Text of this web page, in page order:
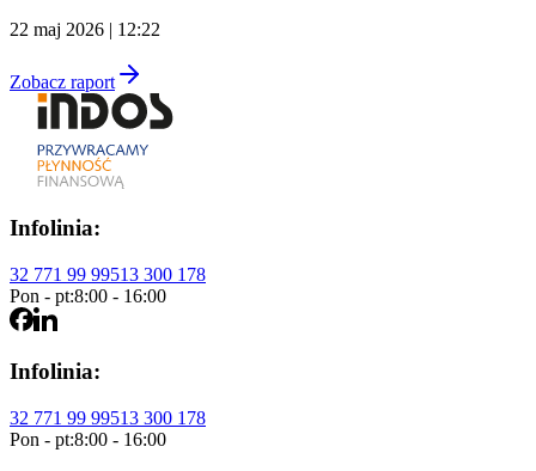
22 maj 2026 | 12:22
Zobacz raport
Infolinia:
32 771 99 99513 300 178
Pon - pt:8:00 - 16:00
Infolinia:
32 771 99 99513 300 178
Pon - pt:8:00 - 16:00